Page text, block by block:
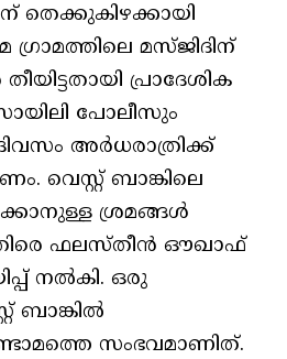
തെക്കുകിഴക്കായി
ഗ്രാമത്തിലെ മസ്ജിദിന്
പ്രാദേശിക
പോലീസും
അര്‍ധരാത്രിക്ക്
വെസ്റ്റ് ബാങ്കിലെ
ശ്രമങ്ങള്‍
ഫലസ്തീന്‍ ഔഖാഫ്
നല്‍കി. ഒരു
ബാങ്കില്‍
സംഭവമാണിത്.